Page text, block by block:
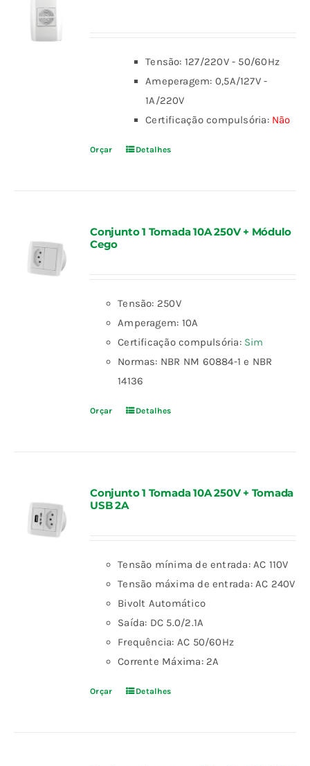
Tensão: 127/220V - 50/60Hz
Ameperagem: 0,5A/127V -
1A/220V
Certificação compulsória: Não
Orçar Detalhes
Conjunto 1 Tomada 10A 250V + Módulo
Cego
Tensão: 250V
Amperagem: 10A
Certificação compulsória: Sim
Normas: NBR NM 60884-1 e NBR
14136
Orçar Detalhes
Conjunto 1 Tomada 10A 250V + Tomada
USB 2A
Tensão mínima de entrada: AC 110V
Tensão máxima de entrada: AC 240V
Bivolt Automático
Saída: DC 5.0/2.1A
Frequência: AC 50/60Hz
Corrente Máxima: 2A
Orçar Detalhes